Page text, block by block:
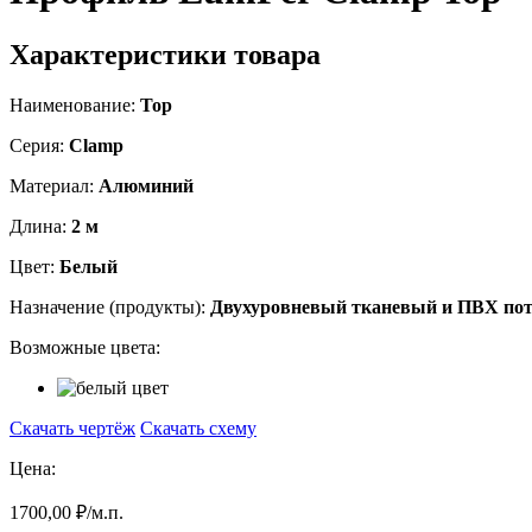
Характеристики товара
Наименование: Top
Серия: Clamp
Материал: Алюминий
Длина: 2 м
Цвет: Белый
Назначение (продукты): Двухуровневый тканевый и ПВХ
Возможные цвета:
Скачать чертёж Скачать схему
Цена:
1700,00 ₽/м.п.